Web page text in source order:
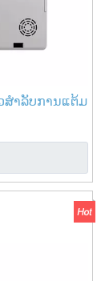
ສໍາລັບການແຕ້ມ